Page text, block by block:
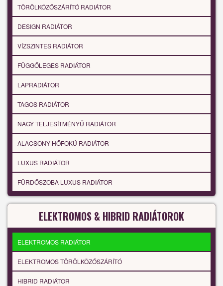
TÖRÖLKÖZŐSZÁRÍTÓ RADIÁTOR
DESIGN RADIÁTOR
VÍZSZINTES RADIÁTOR
FÜGGŐLEGES RADIÁTOR
LAPRADIÁTOR
TAGOS RADIÁTOR
NAGY TELJESÍTMÉNYŰ RADIÁTOR
ALACSONY HŐFOKÚ RADIÁTOR
LUXUS RADIÁTOR
FÜRDŐSZOBA LUXUS RADIÁTOR
ELEKTROMOS & HIBRID RADIÁTOROK
ELEKTROMOS RADIÁTOR
ELEKTROMOS TÖRÖLKÖZŐSZÁRÍTÓ
HIBRID RADIÁTOR